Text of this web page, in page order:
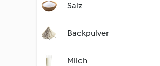
Salz
Backpulver
Milch